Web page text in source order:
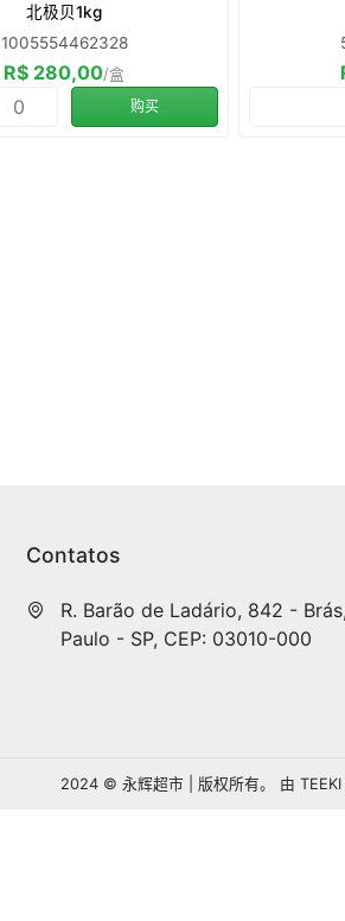
北极贝1kg
1005554462328
R$ 280,00/盒
购买
Contatos
R. Barão de Ladário, 842 -
Paulo - SP, CEP: 03010-000
2024 © 永辉超市 | 版权所有。 由 TEEKI